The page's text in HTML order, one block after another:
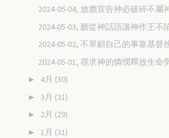
2024-05-04, 放膽宣告神必破碎不屬
2024-05-03, 聽從神話語讓神作王不
2024-05-02, 不單顧自己的事靠基督
2024-05-01, 尋求神的憐憫釋放生命
► 4月 (30)
► 3月 (31)
► 2月 (29)
► 1月 (31)